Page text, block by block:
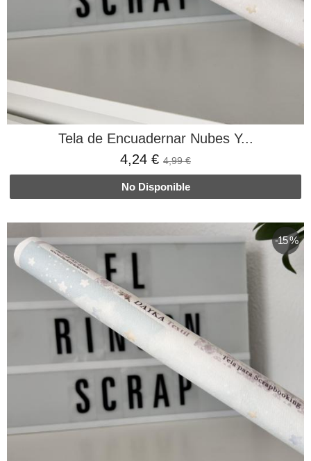
Tela de Encuadernar Nubes Y...
4,24 € 4,99 €
No Disponible
-15 %